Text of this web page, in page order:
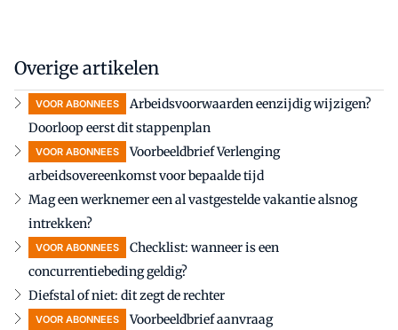
Overige artikelen
VOOR ABONNEES
Arbeidsvoorwaarden eenzijdig wijzigen?
Doorloop eerst dit stappenplan
VOOR ABONNEES
Voorbeeldbrief Verlenging
arbeidsovereenkomst voor bepaalde tijd
Mag een werknemer een al vastgestelde vakantie alsnog
intrekken?
VOOR ABONNEES
Checklist: wanneer is een
concurrentiebeding geldig?
Diefstal of niet: dit zegt de rechter
VOOR ABONNEES Voorbeeldbrief aanvraag